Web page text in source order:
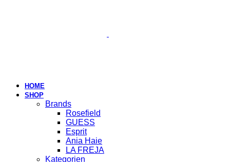
HOME
SHOP
Brands
Rosefield
GUESS
Esprit
Ania Haie
LA FREJA
Kategorien